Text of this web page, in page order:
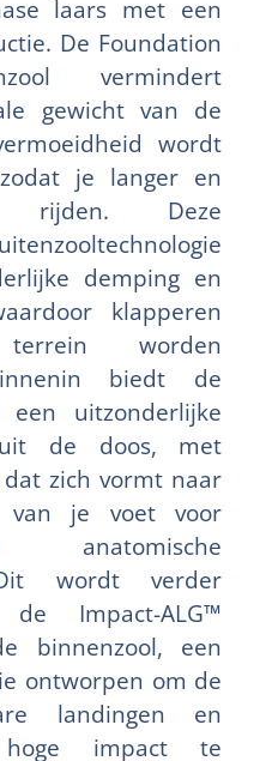
laars met een
De Foundation
vermindert
gewicht van de
wordt
je langer en
rijden. Deze
demping en
klapperen
worden
biedt de
uitzonderlijke
de doos, met
zich vormt naar
van je voet voor
wordt verder
Impact-ALG™
binnenzool, een
ontworpen om de
landingen en
impact te